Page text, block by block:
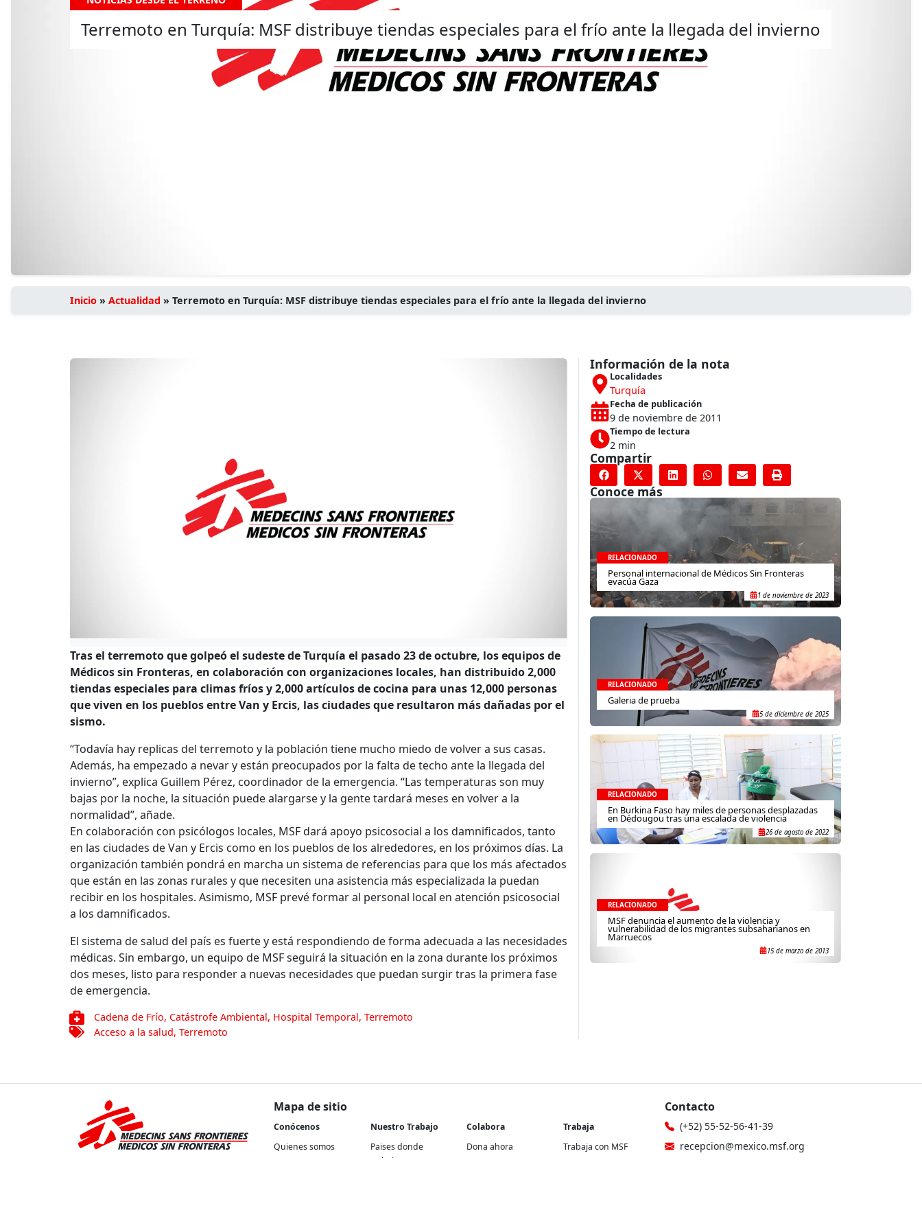
Terremoto en Turquía: MSF distribuye tiendas especiales para el frío ante la llegada del invierno
Inicio » Actualidad » Terremoto en Turquía: MSF distribuye tiendas especiales para el frío ante la llegada del invierno
Tras el terremoto que golpeó el sudeste de Turquía el pasado 23 de octubre, los equipos de
Médicos sin Fronteras, en colaboración con organizaciones locales, han distribuido 2,000
tiendas especiales para climas fríos y 2,000 artículos de cocina para unas 12,000 personas
que viven en los pueblos entre Van y Ercis, las ciudades que resultaron más dañadas por el
sismo.
“Todavía hay replicas del terremoto y la población tiene mucho miedo de volver a sus casas.
Además, ha empezado a nevar y están preocupados por la falta de techo ante la llegada del
invierno”, explica Guillem Pérez, coordinador de la emergencia. “Las temperaturas son muy
bajas por la noche, la situación puede alargarse y la gente tardará meses en volver a la
normalidad”, añade.
En colaboración con psicólogos locales, MSF dará apoyo psicosocial a los damnificados, tanto
en las ciudades de Van y Ercis como en los pueblos de los alrededores, en los próximos días. La
organización también pondrá en marcha un sistema de referencias para que los más afectados
que están en las zonas rurales y que necesiten una asistencia más especializada la puedan
recibir en los hospitales. Asimismo, MSF prevé formar al personal local en atención psicosocial
a los damnificados.
El sistema de salud del país es fuerte y está respondiendo de forma adecuada a las necesidades
médicas. Sin embargo, un equipo de MSF seguirá la situación en la zona durante los próximos
dos meses, listo para responder a nuevas necesidades que puedan surgir tras la primera fase
de emergencia.
Cadena de Frío, Catástrofe Ambiental, Hospital Temporal,Terremoto
Acceso a la salud,Terremoto
Información de la nota
Localidades
Turquía
Fecha de publicación
9 de noviembre de 2011
Tiempo de lectura
2 min
Compartir
Conoce más
RELACIONADO
Personal internacional de Médicos Sin Fronteras
evacúa Gaza
1 de noviembre de 2023
RELACIONADO
Galeria de prueba
5 de diciembre de 2025
RELACIONADO
En Burkina Faso hay miles de personas desplazadas
en Dédougou tras una escalada de violencia
26 de agosto de 2022
RELACIONADO
MSF denuncia el aumento de la violencia y
vulnerabilidad de los migrantes subsaharianos en
Marruecos
15 de marzo de 2013
Mapa de sitio
Conócenos
Quienes somos
Nuestro Trabajo
Paises donde
trabajamos
Colabora
Dona ahora
Trabaja
Trabaja con MSF
Contacto
(+52) 55-52-56-41-39
recepcion@mexico.msf.org